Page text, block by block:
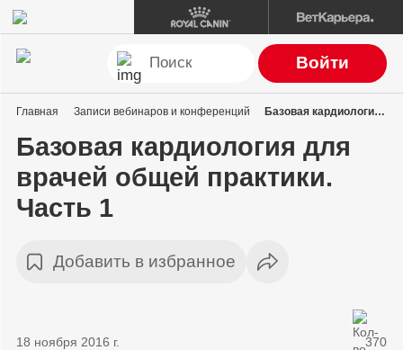
Войти
Главная Записи вебинаров и конференций Базовая кардиология для врачей общей практики. Часть 1
Базовая кардиология для
врачей общей практики.
Часть 1
Добавить в избранное
18 ноября 2016 г. 370